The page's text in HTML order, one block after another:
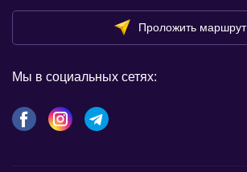
Проложить маршрут
Мы в социальных сетях: